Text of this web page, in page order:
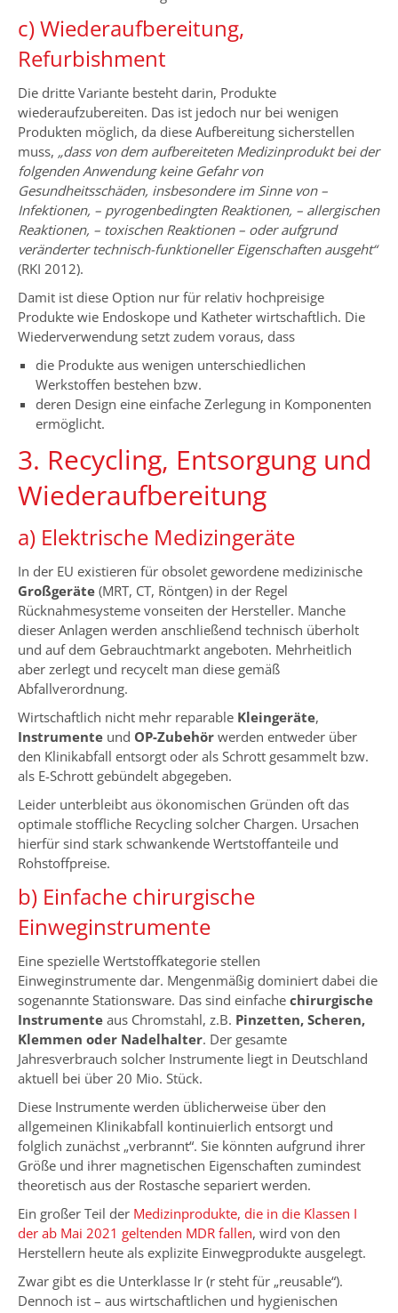
c) Wiederaufbereitung,
Refurbishment
Die dritte Variante besteht darin, Produkte
wiederaufzubereiten. Das ist jedoch nur bei wenigen
Produkten möglich, da diese Aufbereitung sicherstellen
muss, „dass von dem aufbereiteten Medizinprodukt bei der
folgenden Anwendung keine Gefahr von
Gesundheitsschäden, insbesondere im Sinne von –
Infektionen, – pyrogenbedingten Reaktionen, – allergischen
Reaktionen, – toxischen Reaktionen – oder aufgrund
veränderter technisch-funktioneller Eigenschaften ausgeht“
(RKI 2012).
Damit ist diese Option nur für relativ hochpreisige
Produkte wie Endoskope und Katheter wirtschaftlich. Die
Wiederverwendung setzt zudem voraus, dass
die Produkte aus wenigen unterschiedlichen
Werkstoffen bestehen bzw.
deren Design eine einfache Zerlegung in Komponenten
ermöglicht.
3. Recycling, Entsorgung und
Wiederaufbereitung
a) Elektrische Medizingeräte
In der EU existieren für obsolet gewordene medizinische
Großgeräte (MRT, CT, Röntgen) in der Regel
Rücknahmesysteme vonseiten der Hersteller. Manche
dieser Anlagen werden anschließend technisch überholt
und auf dem Gebrauchtmarkt angeboten. Mehrheitlich
aber zerlegt und recycelt man diese gemäß
Abfallverordnung.
Wirtschaftlich nicht mehr reparable Kleingeräte,
Instrumente und OP-Zubehör werden entweder über
den Klinikabfall entsorgt oder als Schrott gesammelt bzw.
als E-Schrott gebündelt abgegeben.
Leider unterbleibt aus ökonomischen Gründen oft das
optimale stoffliche Recycling solcher Chargen. Ursachen
hierfür sind stark schwankende Wertstoffanteile und
Rohstoffpreise.
b) Einfache chirurgische
Einweginstrumente
Eine spezielle Wertstoffkategorie stellen
Einweginstrumente dar. Mengenmäßig dominiert dabei die
sogenannte Stationsware. Das sind einfache chirurgische
Instrumente aus Chromstahl, z.B. Pinzetten, Scheren,
Klemmen oder Nadelhalter. Der gesamte
Jahresverbrauch solcher Instrumente liegt in Deutschland
aktuell bei über 20 Mio. Stück.
Diese Instrumente werden üblicherweise über den
allgemeinen Klinikabfall kontinuierlich entsorgt und
folglich zunächst „verbrannt“. Sie könnten aufgrund ihrer
Größe und ihrer magnetischen Eigenschaften zumindest
theoretisch aus der Rostasche separiert werden.
Ein großer Teil der Medizinprodukte, die in die Klassen I
der ab Mai 2021 geltenden MDR fallen, wird von den
Herstellern heute als explizite Einwegprodukte ausgelegt.
Zwar gibt es die Unterklasse Ir (r steht für „reusable“).
Dennoch ist – aus wirtschaftlichen und hygienischen